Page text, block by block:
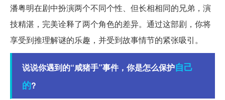
潘粤明在剧中扮演两个不同个性、但长相相同的兄弟，演
技精湛，完美诠释了两个角色的差异。通过这部剧，你将
享受到推理解谜的乐趣，并受到故事情节的紧张吸引。
说说你遇到的“咸猪手”事件，你是怎么保护自己
的?